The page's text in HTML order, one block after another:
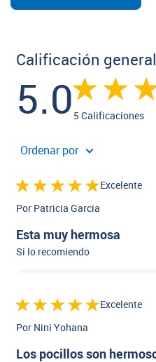
Calificación general
5.0 5 Calificaciones
Ordenar por
Excelente
Por Patricia Garcia
Esta muy hermosa
Si lo recomiendo
Excelente
Por Nini Yohana
Los pocillos son